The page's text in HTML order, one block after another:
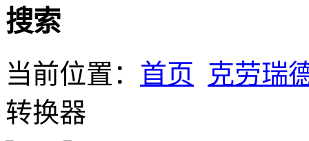
搜索
当前位置： 首页 克劳瑞
转换器